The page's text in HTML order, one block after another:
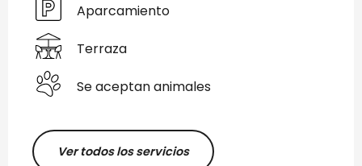
Aparcamiento
Terraza
Se aceptan animales
Ver todos los servicios